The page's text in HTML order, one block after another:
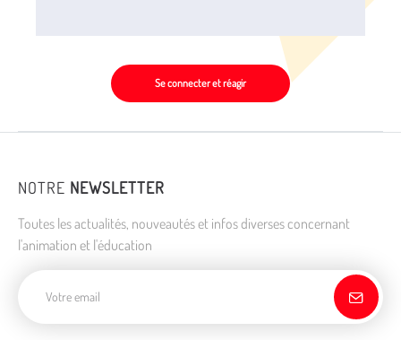
Se connecter et réagir
NOTRE NEWSLETTER
Toutes les actualités, nouveautés et infos diverses concernant
l'animation et l'éducation